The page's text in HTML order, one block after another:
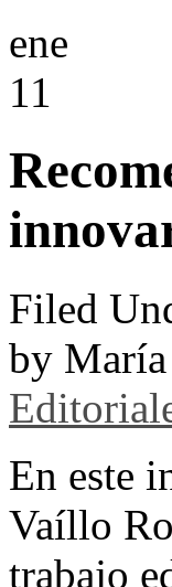
ene
11
Filed
by
En este
Vaíllo
trabajo